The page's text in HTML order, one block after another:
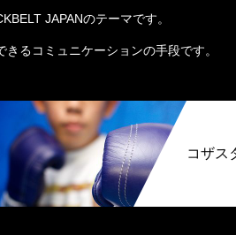
JAPANのテーマです。
るコミュニケーションの手段です。
コザス